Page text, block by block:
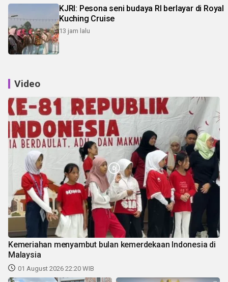
KJRI: Pesona seni budaya RI berlayar di Royal
Kuching Cruise
13 jam lalu
Video
Kemeriahan menyambut bulan kemerdekaan Indonesia di
Malaysia
01 August 2026 22:20 WIB